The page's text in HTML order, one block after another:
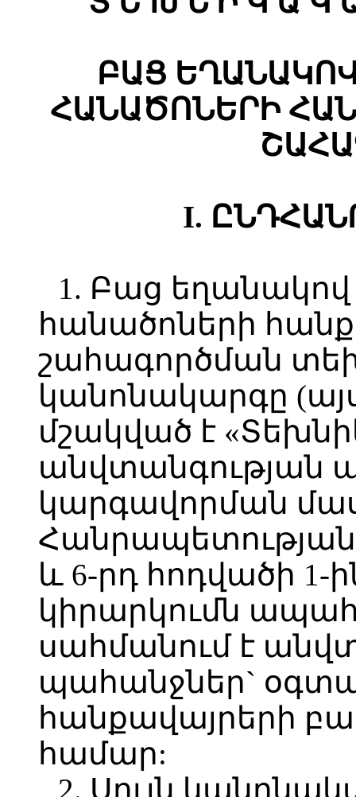
ԲԱՑ
ՀԱՆԱԾՈՆԵՐԻ
I.
1. Բաց
հանածոների
շահագործման
կանոնակարգը
մշակված է
կարգավորման
Հանրապետության
և 6-րդ հոդվածի 1-
կիրարկումն
սահմանում է
պահանջներ`
հանքավայրերի
համար:
2. Սույն